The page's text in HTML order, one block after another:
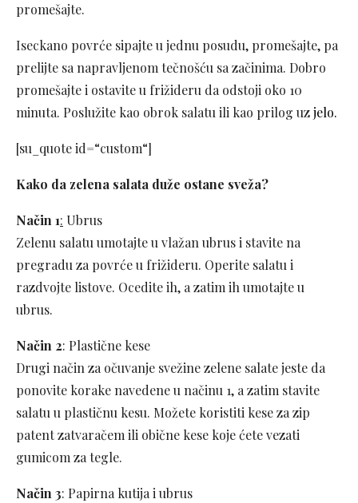
promešajte.
Iseckano povrće sipajte u jednu posudu, promešajte, pa
prelijte sa napravljenom tečnošću sa začinima. Dobro
promešajte i ostavite u frižideru da odstoji oko 10
minuta. Poslužite kao obrok salatu ili kao prilog uzjelo.
[su_quote id=“custom“]
Kako da zelena salata duže ostane sveža?
Način 1: Ubrus
Zelenu salatu umotajte u vlažan ubrus i stavite na
pregradu za povrće u frižideru. Operite salatu i
razdvojte listove. Ocedite ih, a zatim ih umotajte u
ubrus.
Način 2: Plastične kese
Drugi način za očuvanje svežine zelene salate jeste da
ponovite korake navedene u načinu 1, a zatim stavite
salatu u plastičnu kesu. Možete koristiti kese za zip
patent zatvaračem ili obične kese koje ćete vezati
gumicom za tegle.
Način 3: Papirna kutija i ubrus